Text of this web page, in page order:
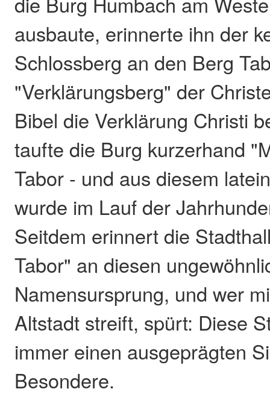
ausbaute, erinnerte ihn der
Schlossberg an den Berg
"Verklärungsberg" der
Bibel die Verklärung Christi
taufte die Burg kurzerhand
Tabor - und aus diesem
wurde im Lauf der
Seitdem erinnert die
Tabor" an diesen
Namensursprung, und wer
Altstadt streift, spürt: Diese
immer einen ausgeprägten
Besondere.